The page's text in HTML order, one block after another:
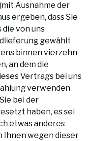
Ausnahme der
ergeben, dass Sie
von uns
gewählt
binnen vierzehn
an dem die
Vertrags bei uns
verwenden
bei der
haben, es sei
etwas anderes
Ihnen wegen dieser